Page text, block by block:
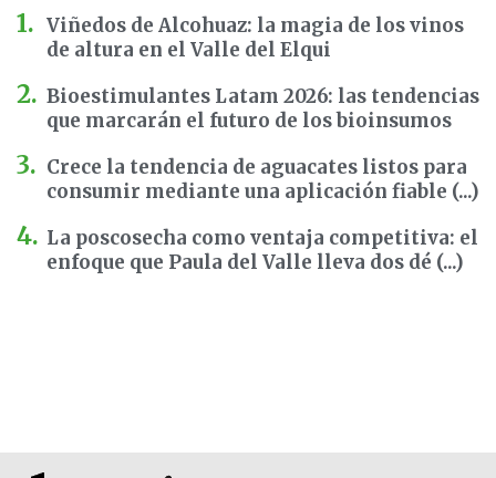
Viñedos de Alcohuaz: la magia de los vinos
de altura en el Valle del Elqui
Bioestimulantes Latam 2026: las tendencias
que marcarán el futuro de los bioinsumos
Crece la tendencia de aguacates listos para
consumir mediante una aplicación fiable (...)
La poscosecha como ventaja competitiva: el
enfoque que Paula del Valle lleva dos dé (...)